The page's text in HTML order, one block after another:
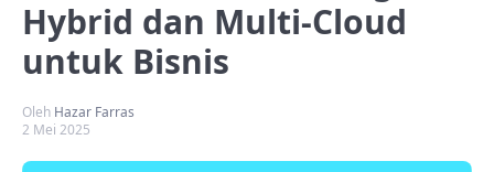
Hybrid dan Multi-Cloud
untuk Bisnis
Oleh Hazar Farras
2 Mei 2025